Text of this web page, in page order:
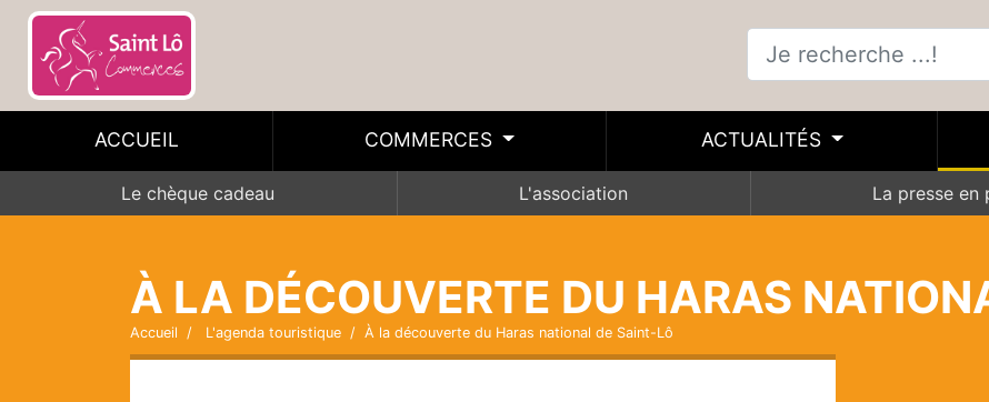
ACCUEIL COMMERCES ACTUALITÉS
Le chèque cadeau L'association La presse en
À LA DÉCOUVERTE DU HARAS
Accueil L'agenda touristique À la découverte du Haras national de Saint-Lô